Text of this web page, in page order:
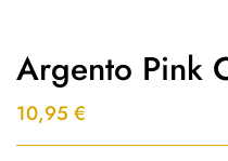
Argento Pink
10,95 €